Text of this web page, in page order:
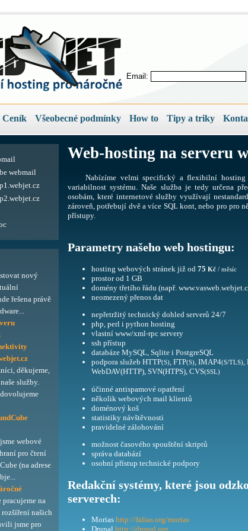
Email:
Ceník Všeobecné podmínky How to Tipy a triky
Web-hosting na serveru
Nabízíme velmi specifický a flexibilní
variabilnost systému. Naše služba je tedy určena
osobám, které internetové služby využívají
zároveň, potřebují dvě a více SQL kont, nebo pro pro
přístupy.
Parametry našeho web hostingu:
hosting webových stránek již od 75 Kč / měsíc
prostor od 1 GB
domény třetího řádu (např.
neomezený přenos dat
nepřetržitý technický dohled serverů 24/7
php, perl i python hosting
vlastní www/xml-rpc servery
ssh přístup
databáze MySQL, Sqlite i PostgreSQL
podpora služeb HTTP(S), FTP(S), IMAP4(S/TLS),
WebDAV(HTTP), SVN(HTPS), CVS(SSL)
účinné antispamové opatření
několik webových mail klientů
doménový koš
statistiky návštěvnosti
pravidelné zálohování
možnost časového spouštění skriptů
správa databází
osobní přístup technické podpory
Redakční systémy, které jsou
serverech:
Morias http://falias.org/morias
Drupal http://drupal.org
webmail
nový
řešena právě
děkujeme,
služby.
webové
pro čtení
(na adrese
pracujeme na
našich
jsme pro